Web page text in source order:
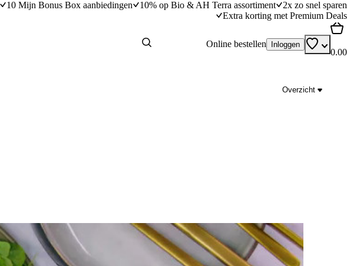
10 Mijn Bonus Box aanbiedingen 10% op Bio & AH Terra assortiment
2x zo snel sparen
Extra korting met Premium Deals
Online bestellen Inloggen
0.00
Overzicht